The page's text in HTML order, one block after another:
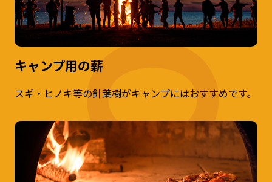
キャンプ用の薪
スギ・ヒノキ等の針葉樹がキャンプにはおすすめです。